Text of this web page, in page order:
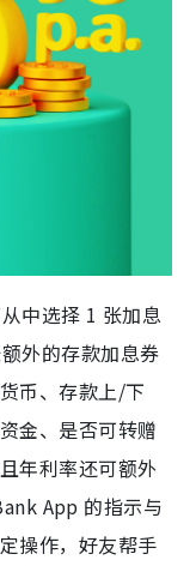
中选择 1 张加息
外的存款加息券
币、存款上/下
金、是否可转赠
年利率还可额外
App 的指示与
操作，好友帮手